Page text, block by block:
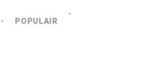
POPULAIR